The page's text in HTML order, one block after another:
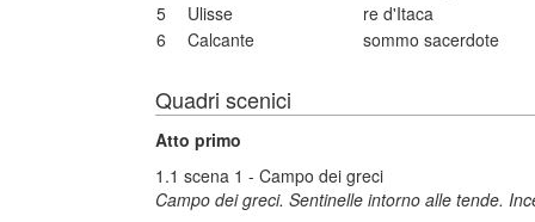
5
Ulisse
re d'Itaca
6
Calcante sommo sacerdote
Quadri scenici
Atto primo
1.1 scena 1 - Campo dei greci
Campo dei greci. Sentinelle intorno alle tende.